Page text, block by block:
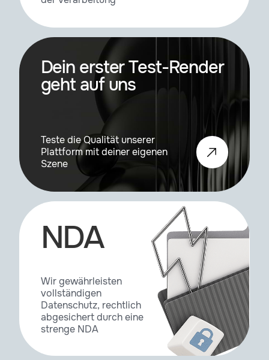
Omino Suite
Pixel Sorter
Pixelocybe
Potok
PV Feather
Repeater
RE:Fill
Dein erster Test-Render
geht auf uns
Teste die Qualität unserer
Plattform mit deiner eigenen
Szene
NDA
Wir gewährleisten
vollständigen
Datenschutz, rechtlich
abgesichert durch eine
strenge NDA